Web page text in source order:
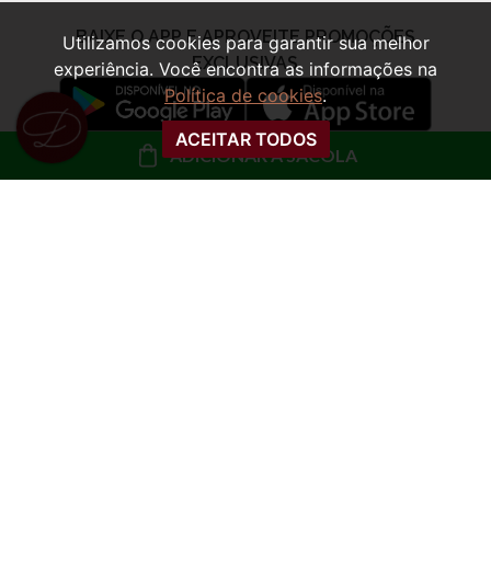
ADICIONAR À SACOLA
Utilizamos cookies para garantir sua melhor
experiência. Você encontra as informações na
Política de cookies.
ACEITAR TODOS